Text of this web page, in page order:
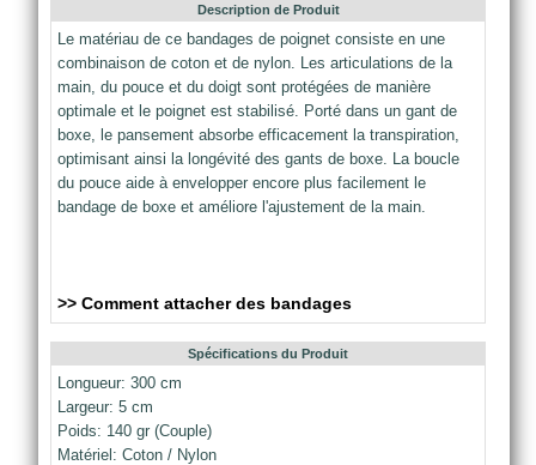
Description de Produit
Le matériau de ce bandages de poignet consiste en une
combinaison de coton et de nylon. Les articulations de la
main, du pouce et du doigt sont protégées de manière
optimale et le poignet est stabilisé. Porté dans un gant de
boxe, le pansement absorbe efficacement la transpiration,
optimisant ainsi la longévité des gants de boxe. La boucle
du pouce aide à envelopper encore plus facilement le
bandage de boxe et améliore l'ajustement de la main.
>> Comment attacher des bandages
Spécifications du Produit
Longueur: 300 cm
Largeur: 5 cm
Poids: 140 gr (Couple)
Matériel: Coton / Nylon